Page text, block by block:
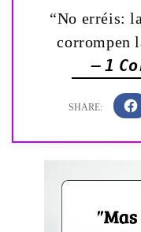
“No erréis:
corrompen
— 1